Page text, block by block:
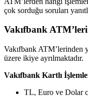
çok sorduğu soruları
Vakıfbank
Vakıfbank ATM’lerinden
üzere ikiye ayrılmaktadır.
Vakıfbank Kartlı
TL, Euro ve Dolar